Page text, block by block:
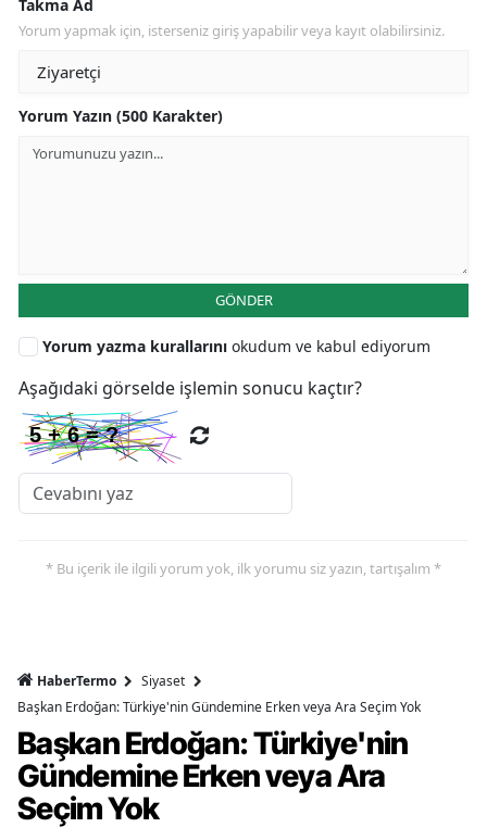
Takma Ad
Yorum yapmak için, isterseniz giriş yapabilir veya kayıt olabilirsiniz.
Yorum Yazın (500 Karakter)
GÖNDER
Yorum yazma kurallarını okudum ve kabul ediyorum
Aşağıdaki görselde işlemin sonucu kaçtır?
* Bu içerik ile ilgili yorum yok, ilk yorumu siz yazın, tartışalım *
HaberTermo
Siyaset
Başkan Erdoğan: Türkiye'nin Gündemine Erken veya Ara Seçim Yok
Başkan Erdoğan: Türkiye'nin
Gündemine Erken veya Ara
Seçim Yok